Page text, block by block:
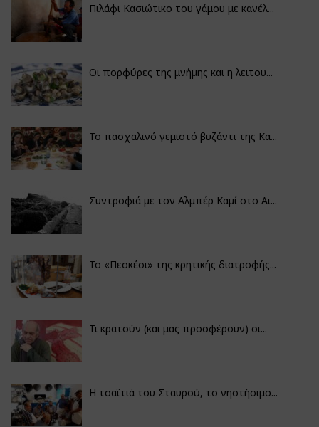
Πιλάφι Κασιώτικο του γάμου με κανέλ...
Οι πορφύρες της μνήμης και η λειτου...
Το πασχαλινό γεμιστό βυζάντι της Κα...
Συντροφιά με τον Αλμπέρ Καμί στο Αι...
Το «Πεσκέσι» της κρητικής διατροφής...
Τι κρατούν (και μας προσφέρουν) οι...
Η τσαϊτιά του Σταυρού, το νηστήσιμο...